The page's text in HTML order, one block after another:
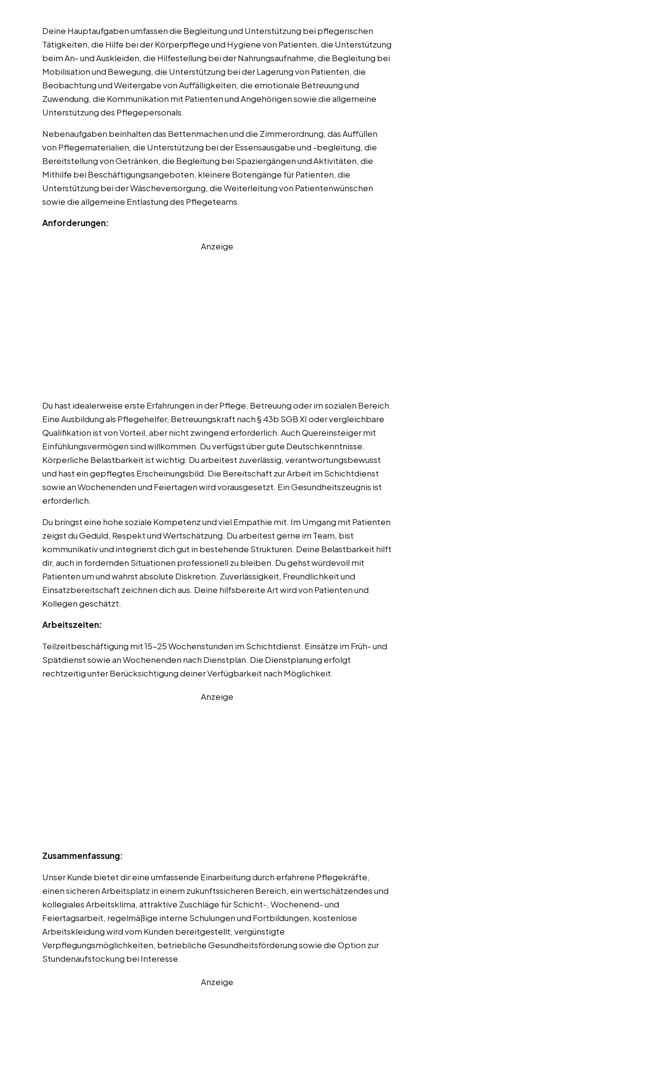
Deine Hauptaufgaben umfassen die Begleitung und Unterstützung bei pflegerischen
Tätigkeiten, die Hilfe bei der Körperpflege und Hygiene von Patienten, die Unterstützung
beim An- und Auskleiden, die Hilfestellung bei der Nahrungsaufnahme, die Begleitung bei
Mobilisation und Bewegung, die Unterstützung bei der Lagerung von Patienten, die
Beobachtung und Weitergabe von Auffälligkeiten, die emotionale Betreuung und
Zuwendung, die Kommunikation mit Patienten und Angehörigen sowie die allgemeine
Unterstützung des Pflegepersonals.
Nebenaufgaben beinhalten das Bettenmachen und die Zimmerordnung, das Auffüllen
von Pflegematerialien, die Unterstützung bei der Essensausgabe und -begleitung, die
Bereitstellung von Getränken, die Begleitung bei Spaziergängen und Aktivitäten, die
Mithilfe bei Beschäftigungsangeboten, kleinere Botengänge für Patienten, die
Unterstützung bei der Wäscheversorgung, die Weiterleitung von Patientenwünschen
sowie die allgemeine Entlastung des Pflegeteams.
Anforderungen:
Anzeige
Du hast idealerweise erste Erfahrungen in der Pflege, Betreuung oder im sozialen Bereich.
Eine Ausbildung als Pflegehelfer, Betreuungskraft nach § 43b SGB XI oder vergleichbare
Qualifikation ist von Vorteil, aber nicht zwingend erforderlich. Auch Quereinsteiger mit
Einfühlungsvermögen sind willkommen. Du verfügst über gute Deutschkenntnisse.
Körperliche Belastbarkeit ist wichtig. Du arbeitest zuverlässig, verantwortungsbewusst
und hast ein gepflegtes Erscheinungsbild. Die Bereitschaft zur Arbeit im Schichtdienst
sowie an Wochenenden und Feiertagen wird vorausgesetzt. Ein Gesundheitszeugnis ist
erforderlich.
Du bringst eine hohe soziale Kompetenz und viel Empathie mit. Im Umgang mit Patienten
zeigst du Geduld, Respekt und Wertschätzung. Du arbeitest gerne im Team, bist
kommunikativ und integrierst dich gut in bestehende Strukturen. Deine Belastbarkeit hilft
dir, auch in fordernden Situationen professionell zu bleiben. Du gehst würdevoll mit
Patienten um und wahrst absolute Diskretion. Zuverlässigkeit, Freundlichkeit und
Einsatzbereitschaft zeichnen dich aus. Deine hilfsbereite Art wird von Patienten und
Kollegen geschätzt.
Arbeitszeiten:
Teilzeitbeschäftigung mit 15-25 Wochenstunden im Schichtdienst. Einsätze im Früh- und
Spätdienst sowie an Wochenenden nach Dienstplan. Die Dienstplanung erfolgt
rechtzeitig unter Berücksichtigung deiner Verfügbarkeit nach Möglichkeit.
Anzeige
Zusammenfassung:
Unser Kunde bietet dir eine umfassende Einarbeitung durch erfahrene Pflegekräfte,
einen sicheren Arbeitsplatz in einem zukunftssicheren Bereich, ein wertschätzendes und
kollegiales Arbeitsklima, attraktive Zuschläge für Schicht-, Wochenend- und
Feiertagsarbeit, regelmäßige interne Schulungen und Fortbildungen, kostenlose
Arbeitskleidung wird vom Kunden bereitgestellt, vergünstigte
Verpflegungsmöglichkeiten, betriebliche Gesundheitsförderung sowie die Option zur
Stundenaufstockung bei Interesse.
Anzeige